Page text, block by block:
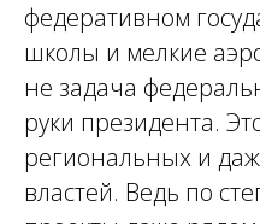
федеративном
школы и мелкие
не задача
руки президента.
региональных и
властей. Ведь по